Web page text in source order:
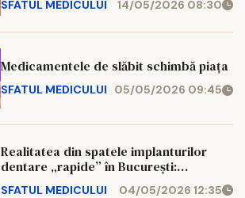
SFATUL MEDICULUI 14/05/2026 08:30
Medicamentele de slăbit schimbă piața
SFATUL MEDICULUI 05/05/2026 09:45
Realitatea din spatele implanturilor
dentare „rapide” în București:
SFATUL MEDICULUI 04/05/2026 12:35